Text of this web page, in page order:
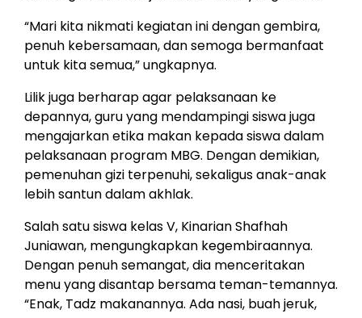
“Mari kita nikmati kegiatan ini dengan gembira,
penuh kebersamaan, dan semoga bermanfaat
untuk kita semua,” ungkapnya.
Lilik juga berharap agar pelaksanaan ke
depannya, guru yang mendampingi siswa juga
mengajarkan etika makan kepada siswa dalam
pelaksanaan program MBG. Dengan demikian,
pemenuhan gizi terpenuhi, sekaligus anak-anak
lebih santun dalam akhlak.
Salah satu siswa kelas V, Kinarian Shafhah
Juniawan, mengungkapkan kegembiraannya.
Dengan penuh semangat, dia menceritakan
menu yang disantap bersama teman-temannya.
“Enak, Tadz makanannya. Ada nasi, buah jeruk,